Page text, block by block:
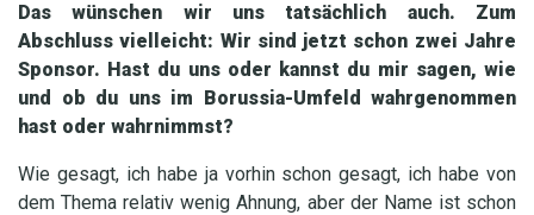
Das wünschen wir uns tatsächlich auch. Zum
Abschluss vielleicht: Wir sind jetzt schon zwei Jahre
Sponsor. Hast du uns oder kannst du mir sagen, wie
und ob du uns im Borussia-Umfeld wahrgenommen
hast oder wahrnimmst?
Wie gesagt, ich habe ja vorhin schon gesagt, ich habe von
dem Thema relativ wenig Ahnung, aber der Name ist schon